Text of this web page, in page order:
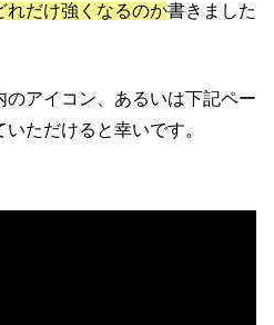
れだけ強くなるのか書きました
アイコン、あるいは下記ペー
ただけると幸いです。